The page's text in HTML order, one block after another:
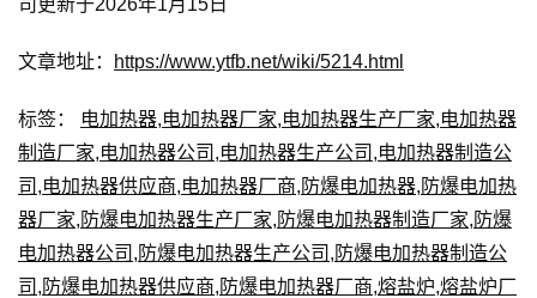
文章地址： https://www.ytfb.net/wiki/5214.html
标签： 电加热器,电加热器厂家,电加热器生产厂家,电加热器
制造厂家,电加热器公司 ,电加热器生产公司 ,电加热器制造公
司 ,电加热器供应商,电加热器厂商, 防爆电加热器, 防爆电加热
器厂家, 防爆电加热器生产厂家, 防爆电加热器制造厂家, 防爆
电加热器公司 , 防爆电加热器生产公司 , 防爆电加热器制造公
司 , 防爆电加热器供应商, 防爆电加热器厂商,熔盐炉,熔盐炉厂